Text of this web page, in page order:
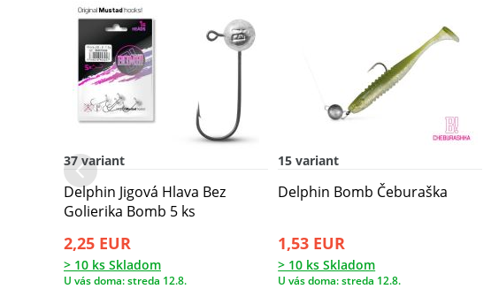
37 variant
Delphin Jigová Hlava Bez
Golierika Bomb 5 ks
2,25 EUR
> 10 ks Skladom
U vás doma: streda 12.8.
15 variant
Delphin Bomb Čeburaška
1,53 EUR
> 10 ks Skladom
U vás doma: streda 12.8.